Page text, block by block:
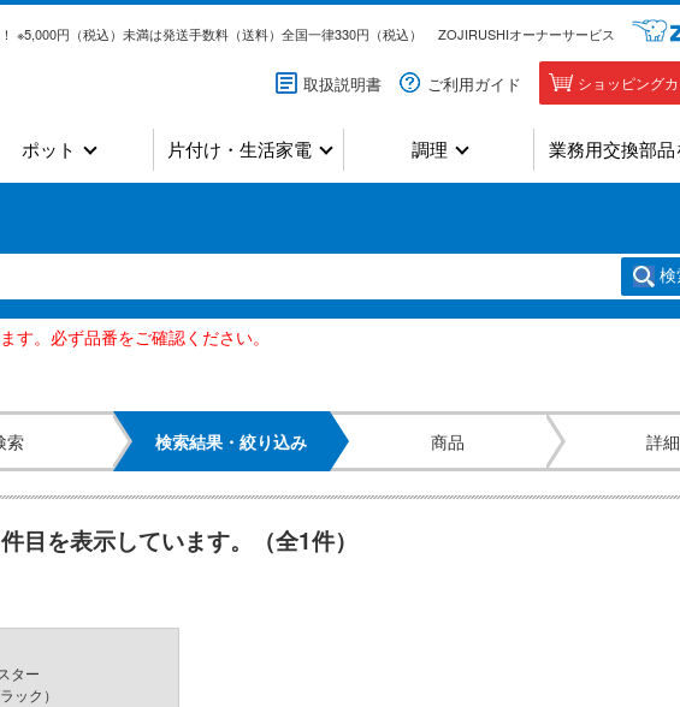
円（税込）未満は発送手数料（送料）全国一律330円（税込） ZOJIRUSHIオーナーサービス
取扱説明書 ご利用ガイド ショッピングカ
ポット 片付け・生活家電 調理 業務用交換部品
検
す。必ず品番をご確認ください。
索 検索結果・絞り込み 商品 詳細
目を表示しています。（全1件）
ター
ック）